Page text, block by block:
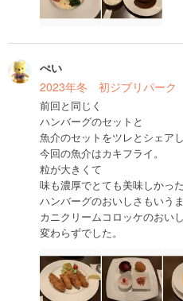
ぺい
2023年冬 初ジブリパーク
前回と同じく
ハンバーグのセットと
魚介のセットをツレとシェア
今回の魚介はカキフライ。
粒が大きくて
味も濃厚でとても美味しかった
ハンバーグのおいしさもいうま
カニクリームコロッケのおい
変わらずでした。